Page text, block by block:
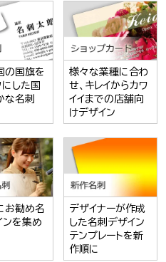
の国旗を
にした国
な名刺
様々な業種に合わ
せ、キレイからカワ
イイまでの店舗向
けデザイン
お勧め名
ンを集め
デザイナーが作成
した名刺デザイン
テンプレートを新
作順に